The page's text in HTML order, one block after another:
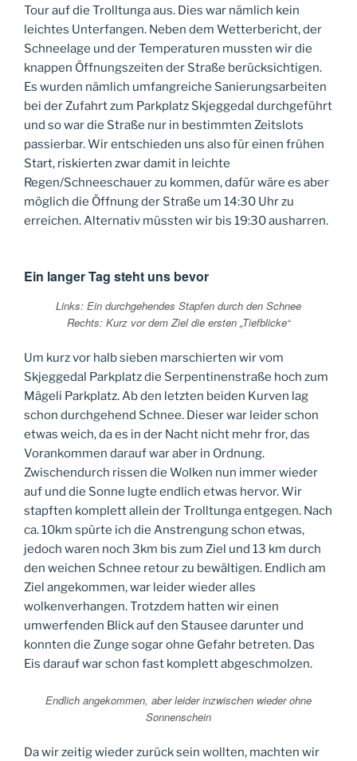
Tour auf die Trolltunga aus. Dies war nämlich kein
leichtes Unterfangen. Neben dem Wetterbericht, der
Schneelage und der Temperaturen mussten wir die
knappen Öffnungszeiten der Straße berücksichtigen.
Es wurden nämlich umfangreiche Sanierungsarbeiten
bei der Zufahrt zum Parkplatz Skjeggedal durchgeführt
und so war die Straße nur in bestimmten Zeitslots
passierbar. Wir entschieden uns also für einen frühen
Start, riskierten zwar damit in leichte
Regen/Schneeschauer zu kommen, dafür wäre es aber
möglich die Öffnung der Straße um 14:30 Uhr zu
erreichen. Alternativ müssten wir bis 19:30 ausharren.
Ein langer Tag steht uns bevor
Links: Ein durchgehendes Stapfen durch den Schnee
Rechts: Kurz vor dem Ziel die ersten „Tiefblicke“
Um kurz vor halb sieben marschierten wir vom
Skjeggedal Parkplatz die Serpentinenstraße hoch zum
Mâgeli Parkplatz. Ab den letzten beiden Kurven lag
schon durchgehend Schnee. Dieser war leider schon
etwas weich, da es in der Nacht nicht mehr fror, das
Vorankommen darauf war aber in Ordnung.
Zwischendurch rissen die Wolken nun immer wieder
auf und die Sonne lugte endlich etwas hervor. Wir
stapften komplett allein der Trolltunga entgegen. Nach
ca. 10km spürte ich die Anstrengung schon etwas,
jedoch waren noch 3km bis zum Ziel und 13 km durch
den weichen Schnee retour zu bewältigen. Endlich am
Ziel angekommen, war leider wieder alles
wolkenverhangen. Trotzdem hatten wir einen
umwerfenden Blick auf den Stausee darunter und
konnten die Zunge sogar ohne Gefahr betreten. Das
Eis darauf war schon fast komplett abgeschmolzen.
Endlich angekommen, aber leider inzwischen wieder ohne
Sonnenschein
Da wir zeitig wieder zurück sein wollten, machten wir